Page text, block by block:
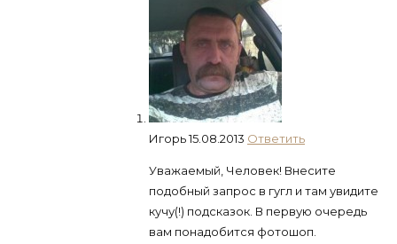
Игорь15.08.2013 Ответить
Уважаемый, Человек! Внесите
подобный запрос в гугл и там увидите
кучу(!) подсказок. В первую очередь
вам понадобится фотошоп.